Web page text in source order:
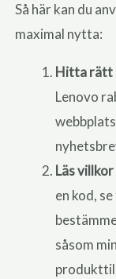
Så här kan du
maximal nytta:
Hitta rätt
Lenovo
Läs
en kod,
såsom